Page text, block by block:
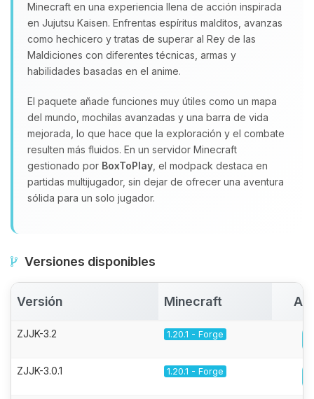
Minecraft en una experiencia llena de acción inspirada
en Jujutsu Kaisen. Enfrentas espíritus malditos, avanzas
como hechicero y tratas de superar al Rey de las
Maldiciones con diferentes técnicas, armas y
habilidades basadas en el anime.
El paquete añade funciones muy útiles como un mapa
del mundo, mochilas avanzadas y una barra de vida
mejorada, lo que hace que la exploración y el combate
resulten más fluidos. En un servidor Minecraft
gestionado por BoxToPlay , el modpack destaca en
partidas multijugador, sin dejar de ofrecer una aventura
sólida para un solo jugador.
Versiones disponibles
Versión Minecraft
ZJJK-3.2 1.20.1 - Forge
ZJJK-3.0.1 1.20.1 - Forge
10/08/2026 05:55